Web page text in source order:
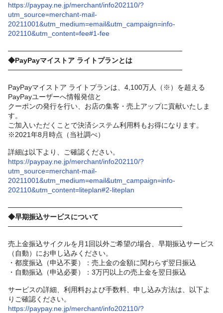
https://paypay.ne.jp/merchant/info202110/?
utm_source=merchant-mail-
20211001&utm_medium=email&utm_campaign=info-
202110&utm_content=fee#1-fee
───────────────────────────────────
◆PayPayマイストア ライトプランとは
───────────────────────────────────
PayPayマイストア ライトプランは、4,100万人（※）を超える
PayPayユーザーへ情報発信と
クーポンの発行を行い、お店の集客・売上アップに貢献いたしま
す。
ご加入いただくことで決済システム利用料もお得になります。
※2021年8月時点（当社調べ）
詳細は以下より、ご確認ください。
https://paypay.ne.jp/merchant/info202110/?
utm_source=merchant-mail-
20211001&utm_medium=email&utm_campaign=info-
202110&utm_content=liteplan#2-liteplan
───────────────────────────────────
◆早期振込サービスについて
───────────────────────────────────
売上金振込サイクルを月1回以外ご希望の場合、早期振込サービス
（自動）にお申し込みください。
・都度振込（申込不要）：売上金の金額に関わらず翌日振込
・自動振込（申込必要）：3万円以上の売上金を翌日振込
サービスの詳細、利用料および手数料、申し込み方法は、以下よ
りご確認ください。
https://paypay.ne.jp/merchant/info202110/?